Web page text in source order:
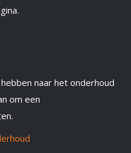
naar het onderhoud
om een